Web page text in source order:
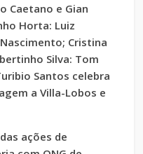
Caetano e Gian
Horta: Luiz
Cristina
Silva: Tom
Santos celebra
a Villa-Lobos e
ações de